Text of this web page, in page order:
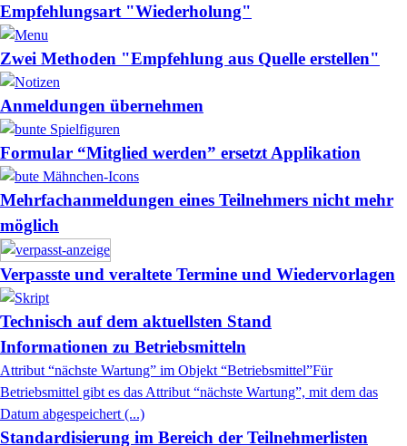
Empfehlungsart "Wiederholung"
Zwei Methoden "Empfehlung aus Quelle erstellen"
Anmeldungen übernehmen
Formular “Mitglied werden” ersetzt Applikation
Mehrfachanmeldungen eines Teilnehmers nicht mehr
möglich
Verpasste und veraltete Termine und Wiedervorlagen
Technisch auf dem aktuellsten Stand
Informationen zu Betriebsmitteln
Attribut “nächste Wartung” im Objekt “Betriebsmittel”Für
Betriebsmittel gibt es das Attribut “nächste Wartung”, mit dem das
Datum abgespeichert (...)
Standardisierung im Bereich der Teilnehmerlisten